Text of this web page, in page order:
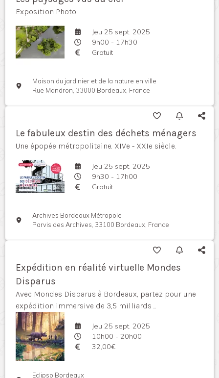
Exposition Photo
Jeu 25 sept. 2025
9h00 - 17h30
Gratuit
Maison du jardinier et de la nature en ville
Rue Mandron, 33000 Bordeaux, France
Le fabuleux destin des déchets ménagers
Une épopée métropolitaine. XIVe - XXIe siècle.
Jeu 25 sept. 2025
9h30 - 17h00
Gratuit
Archives Bordeaux Métropole
Parvis des Archives, 33100 Bordeaux, France
Expédition en réalité virtuelle Mondes
Disparus
Avec Mondes Disparus à Bordeaux, partez pour une
expédition immersive de 3,5 milliards ...
Jeu 25 sept. 2025
10h00 - 20h00
32,00€
Eclipso Bordeaux